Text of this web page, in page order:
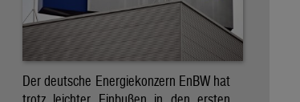
Der deutsche Energiekonzern EnBW hat